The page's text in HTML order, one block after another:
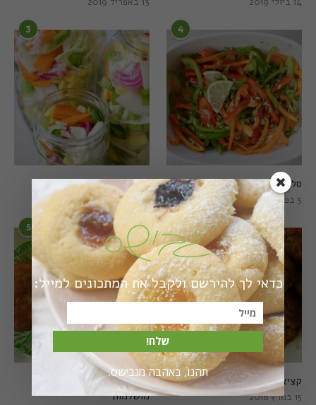
3
חמוצים מהירים
1 באוגוסט 2022
4
סלט פלפלים טרי וצבעוני
5 בפברואר 2021
5
קציצות כרישה טבעוניות
מושלמות
6
קציצות כרישה מושלמות
15 במרץ 2018
כדאי לך להירשם ולקבל את המתכונים למייל:
שלח!
תהנו, באהבה מגבישס.